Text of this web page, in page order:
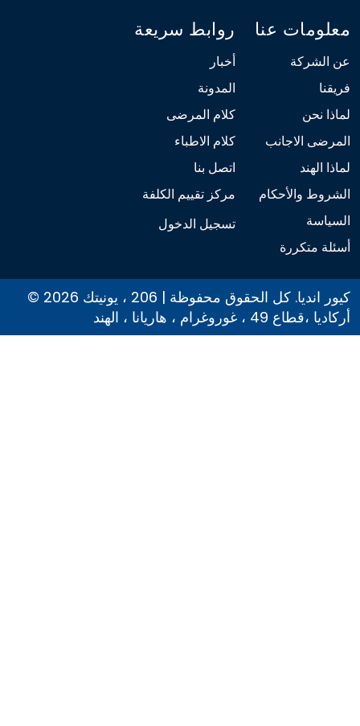
معلومات عنا
عن الشركة
فريقنا
لماذا نحن
المرضى الاجانب
لماذا الهند
الشروط والأحكام
السياسة
أسئلة متكررة
روابط سريعة
أخبار
المدونة
كلام المرضى
كلام الاطباء
اتصل بنا
مركز تقييم الكلفة
تسجيل الدخول
© 2026 كيور انديا. كل الحقوق محفوظة | 206 ، يونيتك
أركاديا ،قطاع 49 ، غوروغرام ، هاريانا ، الهند